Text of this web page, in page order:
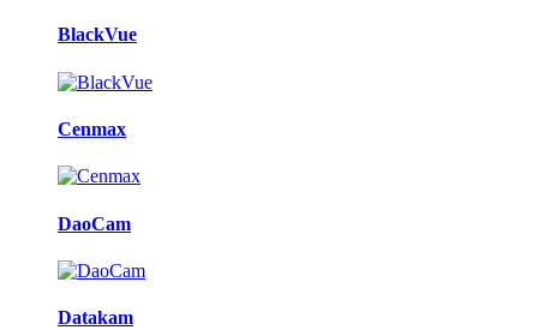
BlackVue
Cenmax
DaoCam
Datakam